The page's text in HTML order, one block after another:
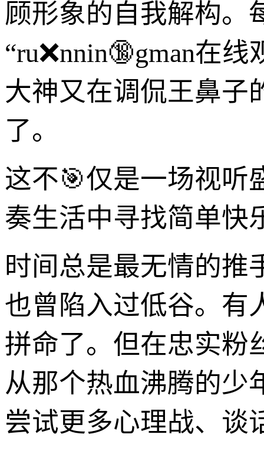
顾形象的自我解构。
“ru❌nnin🔞gman在
大神又在调侃王鼻子
了。
这不🎯仅是一场视听
奏生活中寻找简单快
时间总是最无情的推
也曾陷入过低谷。有
拼命了。但在忠实粉
从那个热血沸腾的少
尝试更多心理战、谈